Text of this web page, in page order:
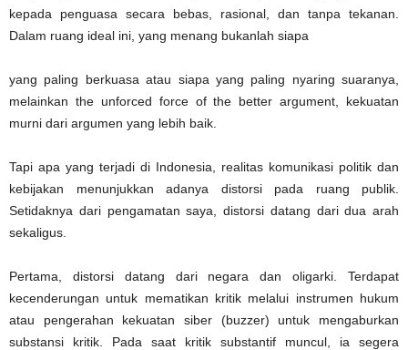
kepada penguasa secara bebas, rasional, dan tanpa tekanan.
Dalam ruang ideal ini, yang menang bukanlah siapa
yang paling berkuasa atau siapa yang paling nyaring suaranya,
melainkan the unforced force of the better argument, kekuatan
murni dari argumen yang lebih baik.
Tapi apa yang terjadi di Indonesia, realitas komunikasi politik dan
kebijakan menunjukkan adanya distorsi pada ruang publik.
Setidaknya dari pengamatan saya, distorsi datang dari dua arah
sekaligus.
Pertama, distorsi datang dari negara dan oligarki. Terdapat
kecenderungan untuk mematikan kritik melalui instrumen hukum
atau pengerahan kekuatan siber (buzzer) untuk mengaburkan
substansi kritik. Pada saat kritik substantif muncul, ia segera